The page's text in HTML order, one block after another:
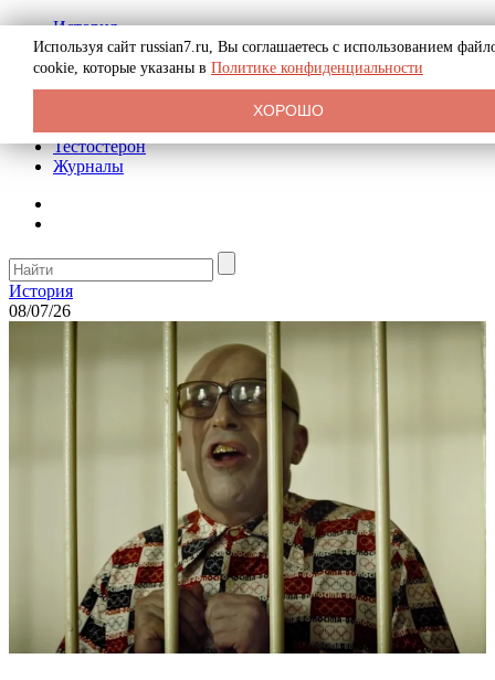
История
Биография
Криминал
Реклама на сайте
Тестостерон
Журналы
История
08/07/26
Используя сайт russian7.ru, Вы соглашаетесь с использованием
cookie, которые указаны в Политике конфиденциальности
ХОРОШО